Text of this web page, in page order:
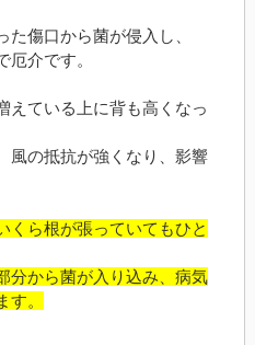
傷口から菌が侵入し、
介です。
えている上に背も高くなっ
風の抵抗が強くなり、影響
くら根が張っていてもひと
分から菌が入り込み、 病気
。